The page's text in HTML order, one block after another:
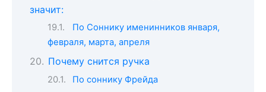
значит:
По Соннику именинников января,
февраля, марта, апреля
Почему снится ручка
По соннику Фрейда